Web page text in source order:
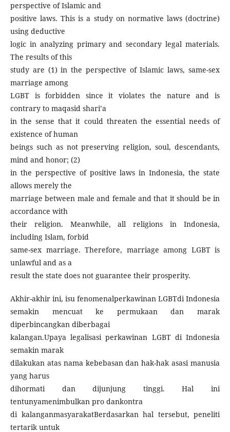
perspective of Islamic and
positive laws. This is a study on normative laws (doctrine)
using deductive
logic in analyzing primary and secondary legal materials.
The results of this
study are (1) in the perspective of Islamic laws, same-sex
marriage among
LGBT is forbidden since it violates the nature and is
contrary to maqasid shari’a
in the sense that it could threaten the essential needs of
existence of human
beings such as not preserving religion, soul, descendants,
mind and honor; (2)
in the perspective of positive laws in Indonesia, the state
allows merely the
marriage between male and female and that it should be in
accordance with
their religion. Meanwhile, all religions in Indonesia,
including Islam, forbid
same-sex marriage. Therefore, marriage among LGBT is
unlawful and as a
result the state does not guarantee their prosperity.
Akhir-akhir ini, isu fenomenalperkawinan LGBTdi Indonesia
semakin mencuat ke permukaan dan marak
diperbincangkan diberbagai
kalangan.Upaya legalisasi perkawinan LGBT di Indonesia
semakin marak
dilakukan atas nama kebebasan dan hak-hak asasi manusia
yang harus
dihormati dan dijunjung tinggi. Hal ini
tentunyamenimbulkan pro dankontra
di kalanganmasyarakatBerdasarkan hal tersebut, peneliti
tertarik untuk